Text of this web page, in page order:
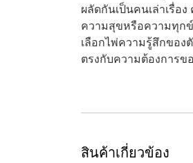
ผลัดกันเป็นคนเล่าเรื่อ
ความสุขหรือความทุกข์
เลือกไพ่ความรู้สึกของ
ตรงกับความต้องการขอ
สินค้าเกี่ยวข้อง